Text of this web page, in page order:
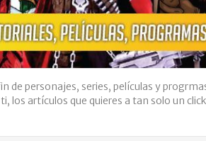
de personajes, series, películas y
los artículos que quieres a tan solo un